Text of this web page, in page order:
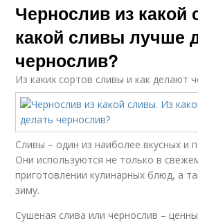
Чернослив из какой
какой сливы лучше
чернослив?
Из каких сортов сливы и как делают
Сливы – один из наиболее вкусных и
Они используются не только в
приготовлении кулинарных блюд, а
зиму.
Сушеная слива или чернослив –